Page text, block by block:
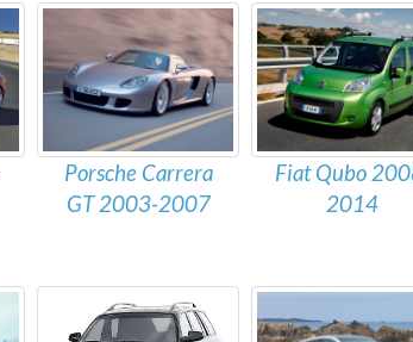
Porsche Carrera
GT 2003-2007
Fiat Qubo
2014